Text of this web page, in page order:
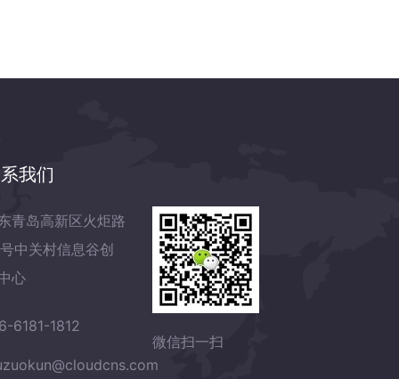
我们
青岛高新区火炬路
中关村信息谷创
心
6181-1812
微信扫一扫